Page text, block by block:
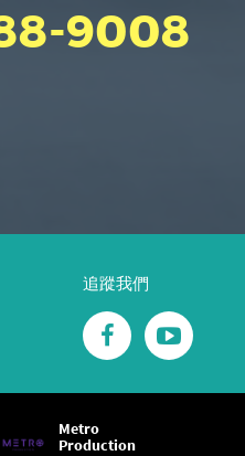
9008
追蹤我們
Metro
Production